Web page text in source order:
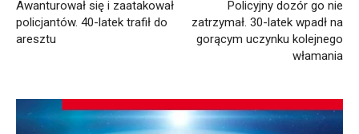
Awanturował się i zaatakował
policjantów. 40-latek trafił do
aresztu
Policyjny dozór go nie
zatrzymał. 30-latek wpadł na
gorącym uczynku kolejnego
włamania